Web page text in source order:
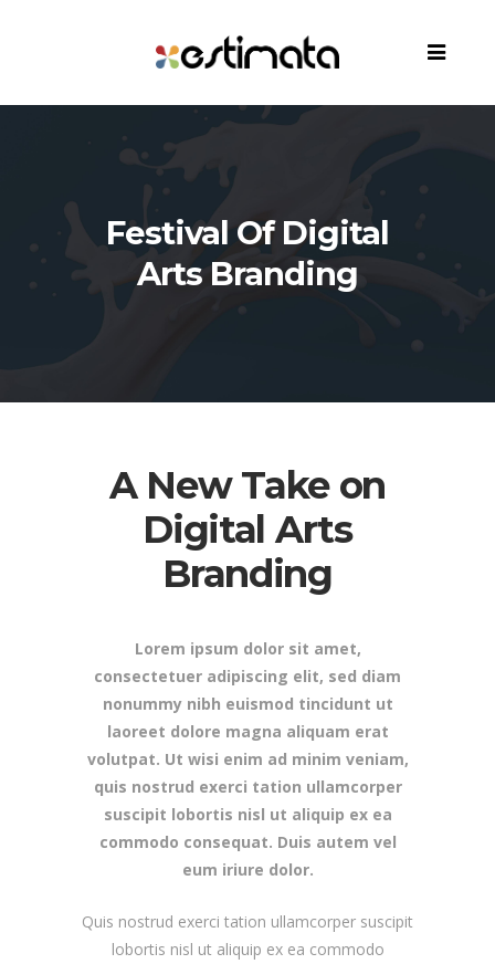
Festival Of Digital
Arts Branding
A New Take on
Digital Arts
Branding
Lorem ipsum dolor sit amet,
consectetuer adipiscing elit, sed diam
nonummy nibh euismod tincidunt ut
laoreet dolore magna aliquam erat
volutpat. Ut wisi enim ad minim veniam,
quis nostrud exerci tation ullamcorper
suscipit lobortis nisl ut aliquip ex ea
commodo consequat. Duis autem vel
eum iriure dolor.
Quis nostrud exerci tation ullamcorper suscipit
lobortis nisl ut aliquip ex ea commodo